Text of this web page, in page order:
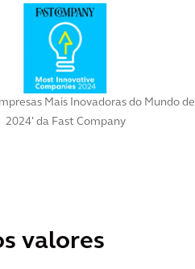
Mais Inovadoras do Mundo de
2024' da Fast Company
valores